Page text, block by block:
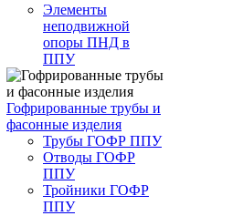
Элементы
неподвижной
опоры ПНД в
ППУ
Гофрированные трубы и
фасонные изделия
Трубы ГОФР ППУ
Отводы ГОФР
ППУ
Тройники ГОФР
ППУ